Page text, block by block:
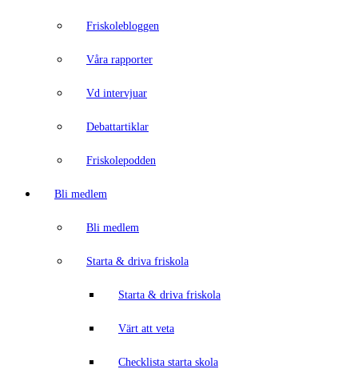
Friskolebloggen
Våra rapporter
Vd intervjuar
Debattartiklar
Friskolepodden
Bli medlem
Bli medlem
Starta & driva friskola
Starta & driva friskola
Värt att veta
Checklista starta skola